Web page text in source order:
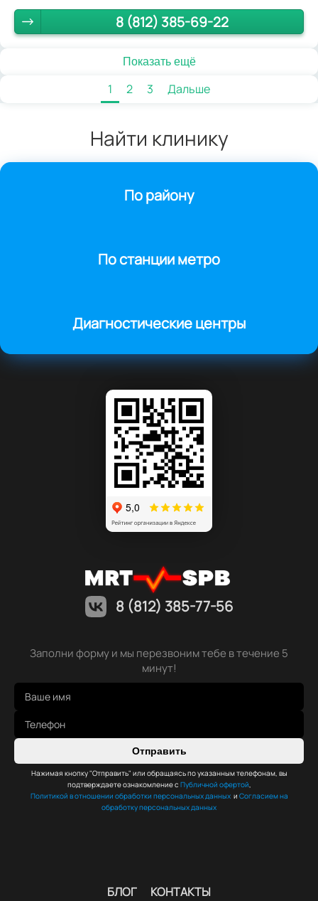
8 (812) 385-69-22
Показать ещё
1 2 3 Дальше
Найти клинику
По району
По станции метро
Диагностические центры
8 (812) 385-77-56
Заполни форму и мы перезвоним тебе в течение 5
минут!
Отправить
Нажимая кнопку "Отправить" или обращаясь по указанным телефонам, вы
подтверждаете ознакомление с Публичной офертой,
Политикой в отношении обработки персональных данных и Согласием на
обработку персональных данных
БЛОГ КОНТАКТЫ